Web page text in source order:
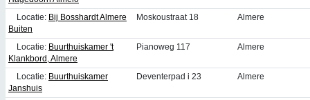
Locatie: Bij Bosshardt Almere
Buiten
Moskoustraat 18 Almere
Locatie: Buurthuiskamer 't
Klankbord, Almere
Pianoweg 117 Almere
Locatie: Buurthuiskamer
Janshuis
Deventerpad i 23 Almere